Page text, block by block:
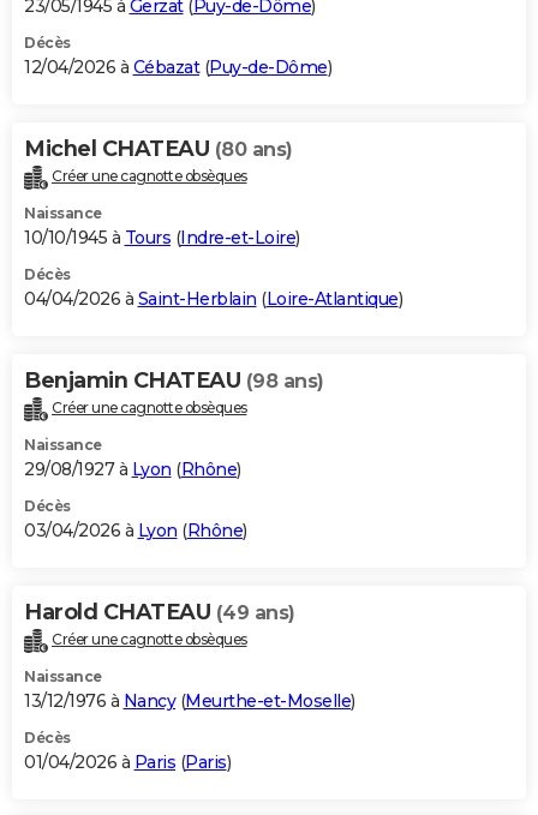
23/05/1945 à Gerzat( Puy-de-Dôme)
Décès
12/04/2026 à Cébazat(Puy-de-Dôme)
Michel CHATEAU (80 ans)
Créer une cagnotte obsèques
Naissance
10/10/1945 à Tours (Indre-et-Loire)
Décès
04/04/2026 à Saint-Herblain (Loire-Atlantique)
Benjamin CHATEAU (98 ans)
Créer une cagnotte obsèques
Naissance
29/08/1927 à Lyon (Rhône)
Décès
03/04/2026 à Lyon (Rhône)
Harold CHATEAU (49 ans)
Créer une cagnotte obsèques
Naissance
13/12/1976 à Nancy(Meurthe-et-Moselle)
Décès
01/04/2026 à Paris (Paris)